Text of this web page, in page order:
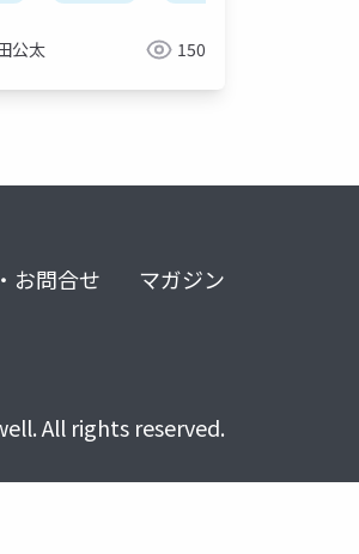
公太 150
お問合せ マガジン
All rights reserved.